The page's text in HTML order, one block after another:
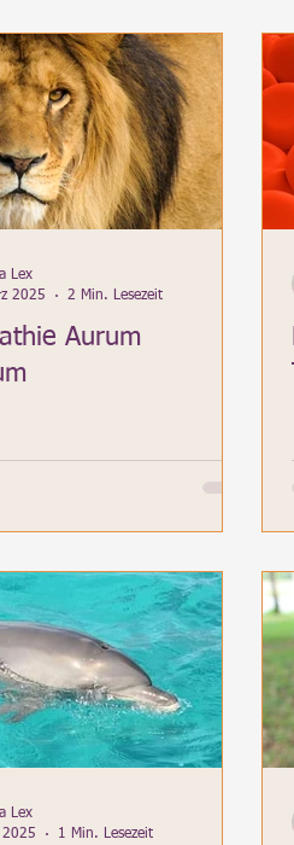
Aurum
Lex
2025
2 Min. Lesezeit
Lex
1 Min. Lesezeit